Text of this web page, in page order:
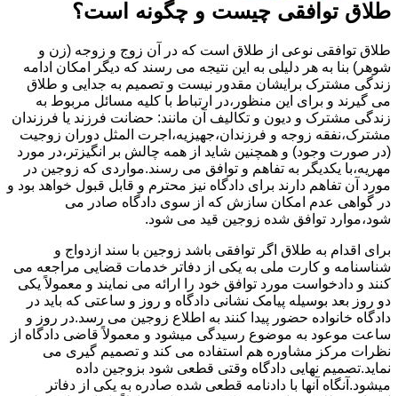
طلاق توافقی چیست و چگونه است؟
طلاق توافقی نوعی از طلاق است که در آن زوج و زوجه (زن و
شوهر) بنا به هر دلیلی به این نتیجه می رسند که دیگر امکان ادامه
زندگی مشترک برایشان مقدور نیست و تصمیم به جدایی و طلاق
می گیرند و برای این منظور،در ارتباط با کلیه مسائل مربوط به
زندگی مشترک و دیون و تکالیف آن مانند: حضانت فرزند یا فرزندان
مشترک،نفقه زوجه و فرزندان،جهیزیه،اجرت المثل دوران زوجیت
(در صورت وجود) و همچنین شاید از همه چالش بر انگیزتر،در مورد
مهریه،با یکدیگر به تفاهم و توافق می رسند.مواردی که زوجین در
مورد آن تفاهم دارند برای دادگاه نیز محترم و قابل قبول خواهد بود و
در گواهی عدم امکان سازش که از سوی دادگاه صادر می
شود،موارد توافق شده زوجین قید می شود.
برای اقدام به طلاق اگر توافقی باشد زوجین با سند ازدواج و
شناسنامه و کارت ملی به یکی از دفاتر خدمات قضایی مراجعه می
کنند و دادخواست مورد توافق خود را ارائه می نمایند و معمولاً یکی
دو روز بعد بوسیله پیامک نشانی دادگاه و روز و ساعتی که باید در
دادگاه خانواده حضور پیدا کنند به اطلاع زوجین می رسد.در روز و
ساعت موعود به موضوع رسیدگی میشود و معمولاً قاضی دادگاه از
نظرات مرکز مشاوره هم استفاده می کند و تصمیم گیری می
نماید.تصمیم نهایی دادگاه وقتی قطعی شود بزوجین داده
میشود.آنگاه آنها با دادنامه قطعی شده صادره به یکی از دفاتر